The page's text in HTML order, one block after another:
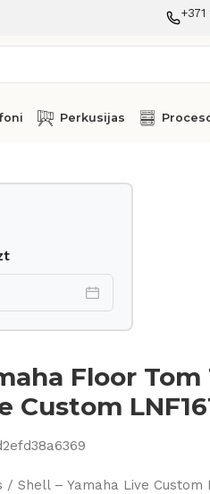
Perkusijas
Floor Tom
Custom
/ Shell – Yamaha Live Custom